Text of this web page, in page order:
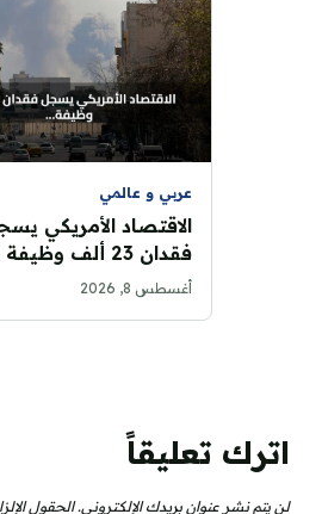
عربي و عالمي
الاقتصاد الأمريكي
فقدان 23 ألف
يوليو الماضي
أغسطس 8, 2026
اترك تعليقاً
لن يتم نشر عنوان بريدك الإلكتروني. الحقول